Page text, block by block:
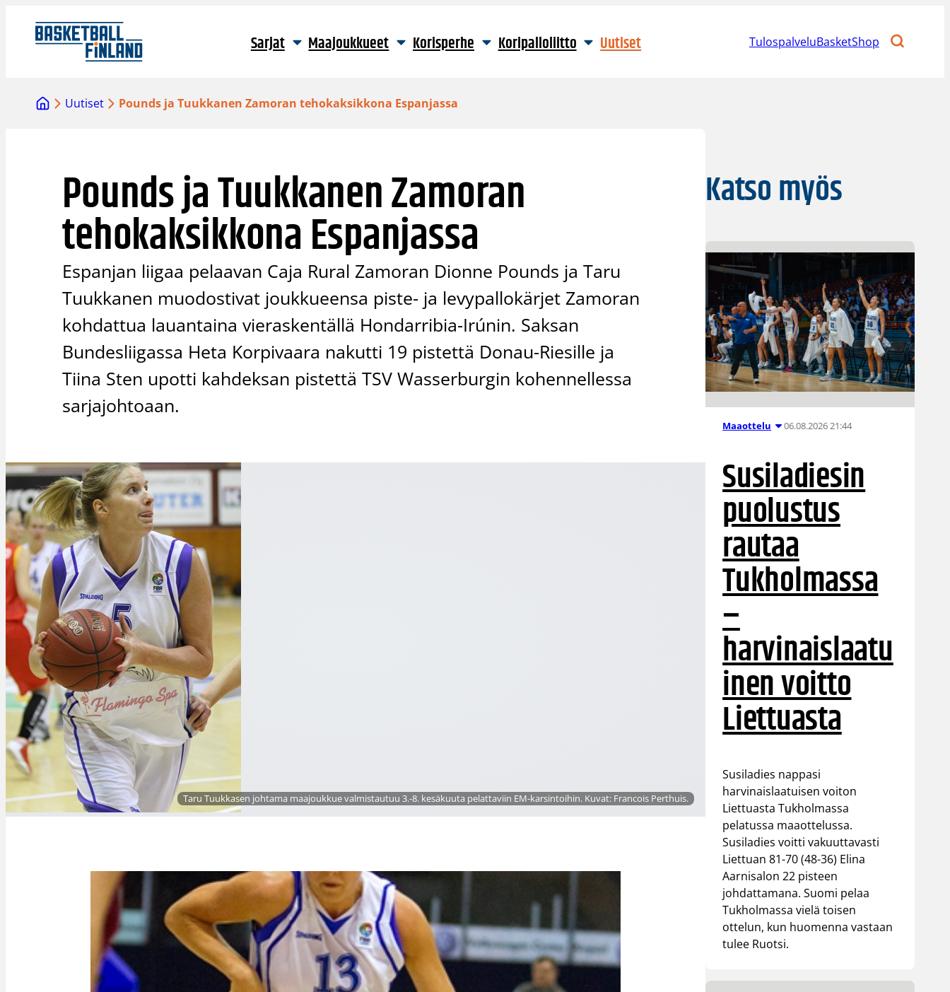
sisältöön
Sarjat Maajoukkueet Korisperhe Koripalloliitto Uutiset TulospalveluBasketShop
Uutiset Pounds ja Tuukkanen Zamoran tehokaksikkona Espanjassa
Pounds ja Tuukkanen Zamoran
tehokaksikkona Espanjassa
Espanjan liigaa pelaavan Caja Rural Zamoran Dionne Pounds ja Taru
Tuukkanen muodostivat joukkueensa piste- ja levypallokärjet Zamoran
kohdattua lauantaina vieraskentällä Hondarribia-Irúnin. Saksan
Bundesliigassa Heta Korpivaara nakutti 19 pistettä Donau-Riesille ja
Tiina Sten upotti kahdeksan pistettä TSV Wasserburgin kohennellessa
sarjajohtoaan.
Taru Tuukkasen johtama maajoukkue valmistautuu 3.-8. kesäkuuta pelattaviin EM-karsintoihin. Kuvat: Francois Perthuis.
Katso myös
Maaottelu 06.08.2026 21:44
Susiladiesin
puolustus
rautaa
Tukholmassa
–
harvinaislaatu
inen voitto
Liettuasta
Susiladies nappasi
harvinaislaatuisen voiton
Liettuasta Tukholmassa
pelatussa maaottelussa.
Susiladies voitti vakuuttavasti
Liettuan 81-70 (48-36) Elina
Aarnisalon 22 pisteen
johdattamana. Suomi pelaa
Tukholmassa vielä toisen
ottelun, kun huomenna vastaan
tulee Ruotsi.